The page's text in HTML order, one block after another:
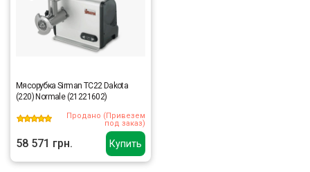
Купить
Мясорубка Sirman TC22 Dakota
(220) Normale (21221602)
Продано (Привезем
под заказ)
58 571 грн.